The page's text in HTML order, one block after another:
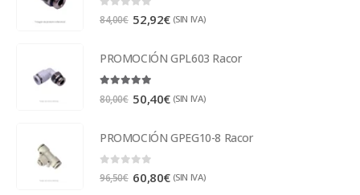
84,00€ 52,92€ (SIN IVA)
PROMOCIÓN GPL603 Racor
80,00€ 50,40€ (SIN IVA)
PROMOCIÓN GPEG10-8 Racor
0 out of 5
96,50€ 60,80€ (SIN IVA)